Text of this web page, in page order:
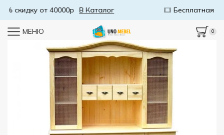
Бесплатная доставка от 50000р В Каталог
МЕНЮ 0